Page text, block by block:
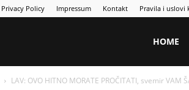
Privacy Policy Impressum Kontakt Pravila i uslovi
HOME
LAV: OVO HITNO MORATE PROČITATI, svemir VAM